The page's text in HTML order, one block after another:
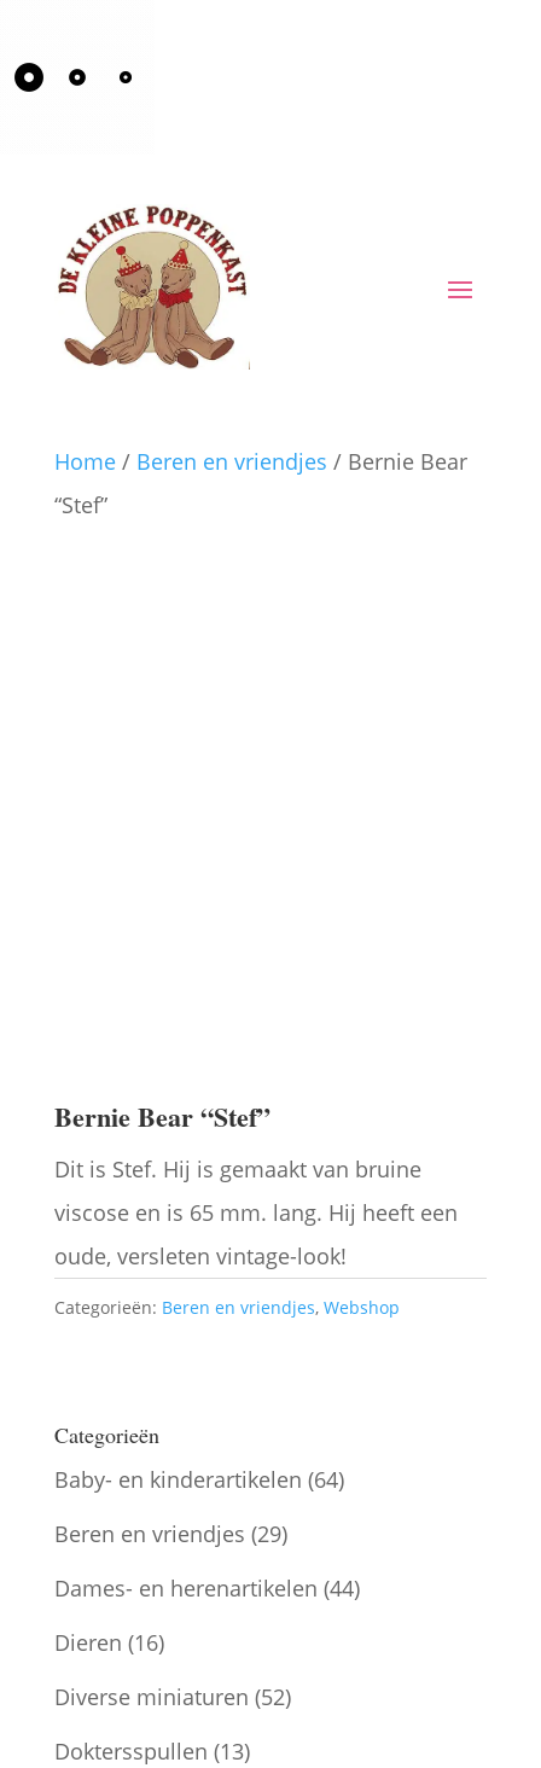
Home/ Beren en vriendjes / Bernie Bear
“Stef”
Bernie Bear “Stef”
Dit is Stef. Hij is gemaakt van bruine
viscose en is 65 mm. lang. Hij heeft een
oude, versleten vintage-look!
Categorieën: Beren en vriendjes, Webshop
Categorieën
Baby- en kinderartikelen (64)
Beren en vriendjes (29)
Dames- en herenartikelen (44)
Dieren (16)
Diverse miniaturen (52)
Doktersspullen (13)